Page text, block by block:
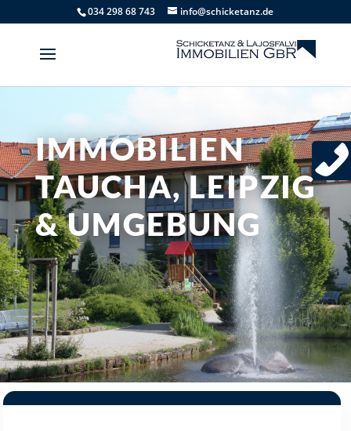
034 298 68 743 info@schicketanz.de
IMMOBILIEN
TAUCHA, LEIPZIG
& UMGEBUNG